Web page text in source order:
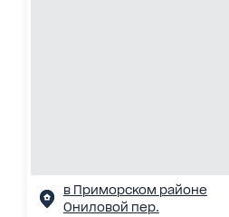
в Приморском районе
Ониловой пер.